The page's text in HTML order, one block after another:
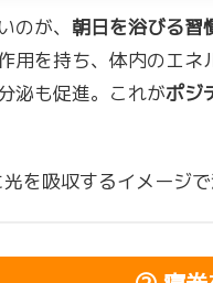
のが、 朝日を浴びる習
用を持ち、体内のエ
泌も促進。これがポジ
を吸収するイメージ